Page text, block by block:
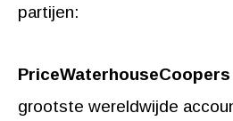
partijen:
PriceWaterhouseCoopers
grootste wereldwijde